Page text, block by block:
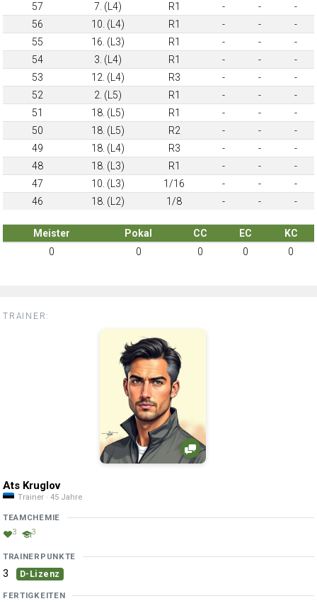
57
7. (L4) R1 - -
-
56
10. (L4) R1 - -
-
55
16. (L3) R1 - -
-
54
3. (L4) R1 - -
-
53
12. (L4) R3 - -
-
52
2. (L5) R1 - -
-
51
18. (L5) R1 - -
-
50
18. (L5) R2 - -
-
49
18. (L4) R3 - -
-
48
18. (L3) R1 - -
-
47
10. (L3) 1/16 - -
-
46
18. (L2) 1/8 - - -
Meister Pokal CC EC
KC
0
0 0 0 0
TRAINER:
Ats Kruglov
Trainer · 45 Jahre
TEAMCHEMIE
3 3
TRAINERPUNKTE
3 D-Lizenz
FERTIGKEITEN